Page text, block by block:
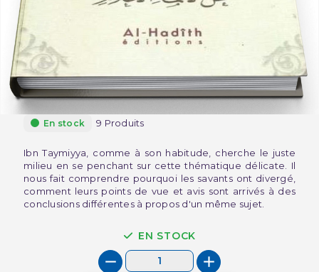
En stock 9 Produits
Ibn Taymiyya, comme à son habitude, cherche le juste
milieu en se penchant sur cette thématique délicate. Il
nous fait comprendre pourquoi les savants ont divergé,
comment leurs points de vue et avis sont arrivés à des
conclusions différentes à propos d'un même sujet.
EN STOCK